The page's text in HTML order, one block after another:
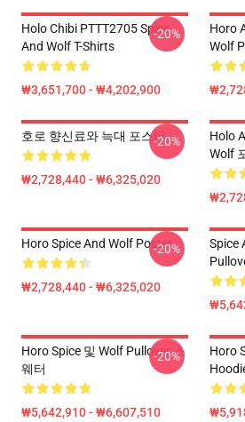
Holo Chibi PTTT2705 Spice
And Wolf T-Shirts
₩3,651,700 - ₩4,202,900
-20%
Horo
Wolf
호로 향신료와 늑대 포스터
₩2,728,440 - ₩6,325,020
-20%
Holo
Wolf
Horo Spice And Wolf Poster
₩2,728,440 - ₩6,325,020
-20%
Spice
Horo Spice 및 Wolf Pullover 스
웨터
₩5,642,910 - ₩6,607,510
-20%
Horo